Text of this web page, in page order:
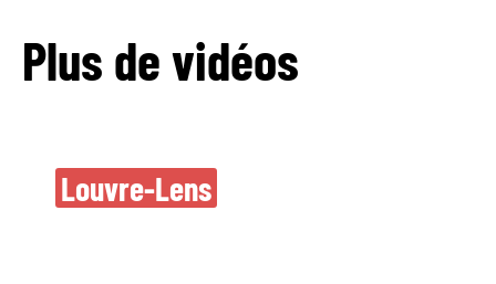
Plus de vidéos
Nouvelles oeuvres
Louvre-Lens